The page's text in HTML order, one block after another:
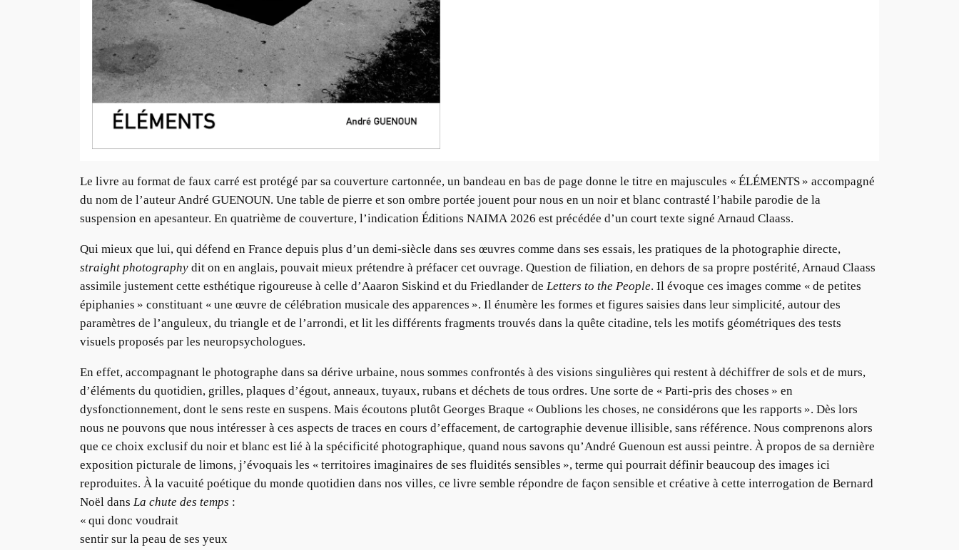
Le livre au format de faux carré est protégé par sa couverture cartonnée, un bandeau en bas de page donne le titre en majuscules « ÉLÉMENTS » accompagné
du nom de l’auteur André GUENOUN. Une table de pierre et son ombre portée jouent pour nous en un noir et blanc contrasté l’habile parodie de la
suspension en apesanteur. En quatrième de couverture, l’indication Éditions NAIMA 2026 est précédée d’un court texte signé Arnaud Claass.
Qui mieux que lui, qui défend en France depuis plus d’un demi-siècle dans ses œuvres comme dans ses essais, les pratiques de la photographie directe,
straight photography dit on en anglais, pouvait mieux prétendre à préfacer cet ouvrage. Question de filiation, en dehors de sa propre postérité, Arnaud Claass
assimile justement cette esthétique rigoureuse à celle d’Aaaron Siskind et du Friedlander de Letters to the People. Il évoque ces images comme « de petites
épiphanies » constituant « une œuvre de célébration musicale des apparences ». Il énumère les formes et figures saisies dans leur simplicité, autour des
paramètres de l’anguleux, du triangle et de l’arrondi, et lit les différents fragments trouvés dans la quête citadine, tels les motifs géométriques des tests
visuels proposés par les neuropsychologues.
En effet, accompagnant le photographe dans sa dérive urbaine, nous sommes confrontés à des visions singulières qui restent à déchiffrer de sols et de murs,
d’éléments du quotidien, grilles, plaques d’égout, anneaux, tuyaux, rubans et déchets de tous ordres. Une sorte de « Parti-pris des choses » en
dysfonctionnement, dont le sens reste en suspens. Mais écoutons plutôt Georges Braque « Oublions les choses, ne considérons que les rapports ». Dès lors
nous ne pouvons que nous intéresser à ces aspects de traces en cours d’effacement, de cartographie devenue illisible, sans référence. Nous comprenons alors
que ce choix exclusif du noir et blanc est lié à la spécificité photographique, quand nous savons qu’André Guenoun est aussi peintre. À propos de sa dernière
exposition picturale de limons, j’évoquais les « territoires imaginaires de ses fluidités sensibles », terme qui pourrait définir beaucoup des images ici
reproduites. À la vacuité poétique du monde quotidien dans nos villes, ce livre semble répondre de façon sensible et créative à cette interrogation de Bernard
Noël dans La chute des temps :
« qui donc voudrait
sentir sur la peau de ses yeux